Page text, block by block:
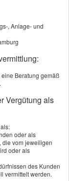
und günstigste
oder Gewerbe,
können. Herr
hervorragend
, Anlage- und
Beratung gemäß
Vergütung als
oder als
die vom jeweiligen
oder als
des Kunden
vermittelt werden.